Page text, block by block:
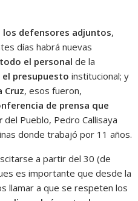
defensores adjuntos,
días habrá nuevas
el personalde la
el presupuesto institucional; y
Cruz, esos fueron,
de prensa que
del Pueblo, Pedro Callisaya
donde trabajó por 11 años.
a partir del 30 (de
es importante que desde la
llamar a que se respeten los